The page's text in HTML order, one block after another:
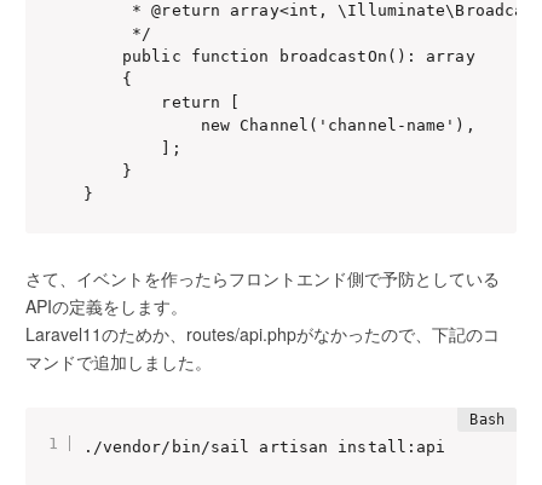
* @return array<int,
     */
    public function broadcastOn(): array
    {
        return [
            new Channel('channel-name'),
        ];
    }
さて、イベントを作ったらフロントエンド側で予防としている
APIの定義をします。
Laravel11のためか、routes/api.phpがなかったので、下記のコ
マンドで追加しました。
./vendor/bin/sail artisan install:api